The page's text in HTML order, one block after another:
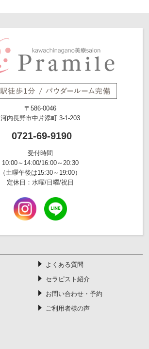
〒586-0046
河内長野市中片添町 3-1-203
0721-69-9190
受付時間
10:00～14:00/16:00～20:30
（土曜午後は15:30～19:00）
定休日：水曜/日曜/祝日
よくある質問
セラピスト紹介
お問い合わせ・予約
ご利用者様の声